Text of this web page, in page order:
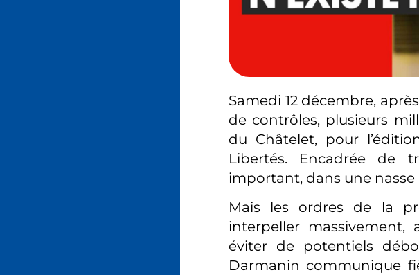
Samedi 12 décembre,
de contrôles, plusieurs
du Châtelet, pour
Libertés. Encadrée de
important, dans une
Mais les ordres de la
interpeller massivement,
éviter de potentiels
Darmanin communique